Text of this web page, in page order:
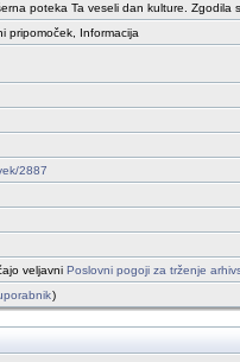
poteka Ta veseli dan kulture.
pripomoček, Informacija
2887
veljavni Poslovni pogoji za trženje
)